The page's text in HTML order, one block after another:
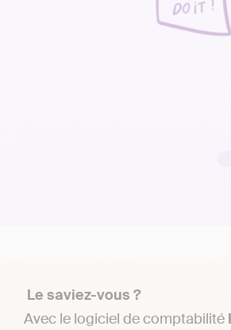
Le saviez-vous ?
Avec le logiciel de comptabilité